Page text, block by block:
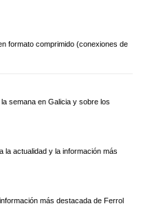
formato comprimido (conexiones de
semana en Galicia y sobre los
la actualidad y la información más
más destacada de Ferrol